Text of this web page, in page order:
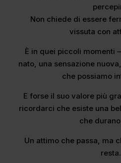
Non chiede di essere
vissuta con
È in quei piccoli momenti
nato, una sensazione
che possiamo
E forse il suo valore più
ricordarci che esiste una
che
Un attimo che passa, ma
resta.